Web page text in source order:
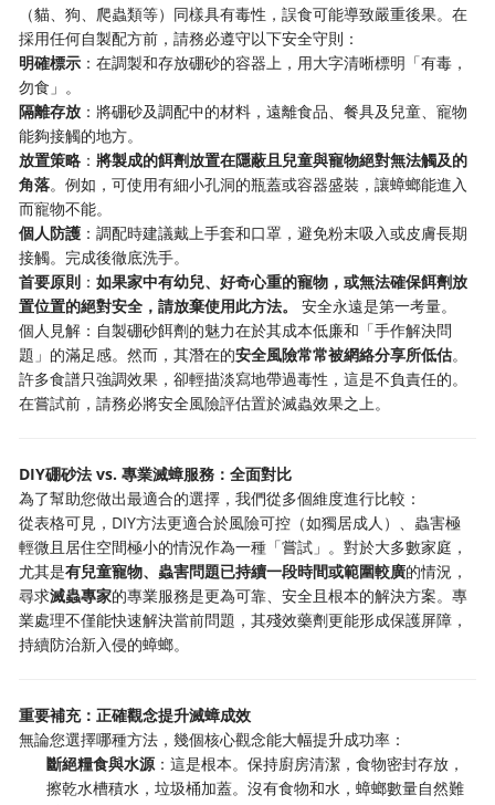
（貓、狗、爬蟲類等）同樣具有毒性，誤食可能導致嚴重後果。在
採用任何自製配方前，請務必遵守以下安全守則：
明確標示 ：在調製和存放硼砂的容器上，用大字清晰標明「有毒，
勿食」。
隔離存放 ：將硼砂及調配中的材料，遠離食品、餐具及兒童、寵物
能夠接觸的地方。
放置策略 ：將製成的餌劑放置在隱蔽且兒童與寵物絕對無法觸及的
角落。例如，可使用有細小孔洞的瓶蓋或容器盛裝，讓蟑螂能進入
而寵物不能。
個人防護 ：調配時建議戴上手套和口罩，避免粉末吸入或皮膚長期
接觸。完成後徹底洗手。
首要原則 ：如果家中有幼兒、好奇心重的寵物，或無法確保餌劑放
置位置的絕對安全，請放棄使用此方法。
安全永遠是第一考量。
個人見解：自製硼砂餌劑的魅力在於其成本低廉和「手作解決問
題」的滿足感。然而，其潛在的安全風險常常被網絡分享所低估。
許多食譜只強調效果，卻輕描淡寫地帶過毒性，這是不負責任的。
在嘗試前，請務必將安全風險評估置於滅蟲效果之上。
DIY硼砂法 vs. 專業滅蟑服務：全面對比
為了幫助您做出最適合的選擇，我們從多個維度進行比較：
從表格可見，DIY方法更適合於風險可控（如獨居成人）、蟲害極
輕微且居住空間極小的情況作為一種「嘗試」。對於大多數家庭，
尤其是有兒童寵物、蟲害問題已持續一段時間或範圍較廣的情況，
尋求滅蟲專家的專業服務是更為可靠、安全且根本的解決方案。專
業處理不僅能快速解決當前問題，其殘效藥劑更能形成保護屏障，
持續防治新入侵的蟑螂。
重要補充：正確觀念提升滅蟑成效
無論您選擇哪種方法，幾個核心觀念能大幅提升成功率：
斷絕糧食與水源：這是根本。保持廚房清潔，食物密封存放，
擦乾水槽積水，垃圾桶加蓋。沒有食物和水，蟑螂數量自然難